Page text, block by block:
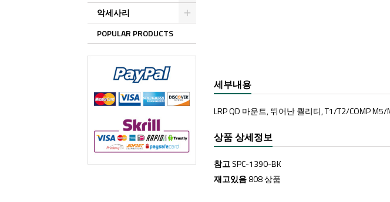
악세사리
POPULAR PRODUCTS
세부내용
LRP QD 마운트, 뛰어난 퀄리티, T1/T2/COMP
상품 상세정보
참고SPC-1390-BK
재고있음808 상품